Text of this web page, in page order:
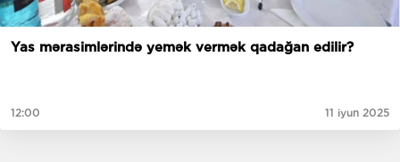
Yas mərasimlərində yemək vermək qadağan edilir?
12:00 11 iyun 2025